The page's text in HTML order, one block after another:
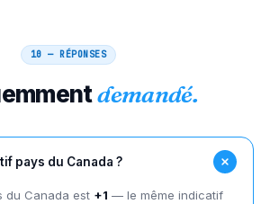
10 — RÉPONSES
demandé.
pays du Canada ?
du Canada est +1 — le même indicatif